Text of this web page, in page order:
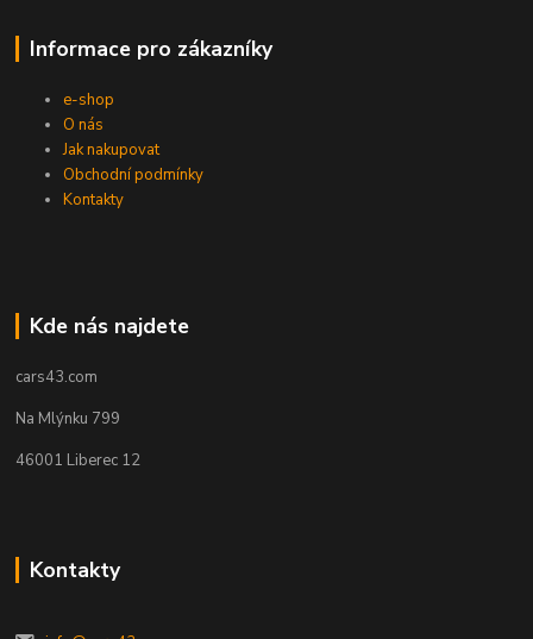
Informace pro zákazníky
e-shop
O nás
Jak nakupovat
Obchodní podmínky
Kontakty
Kde nás najdete
cars43.com
Na Mlýnku 799
46001 Liberec 12
Kontakty